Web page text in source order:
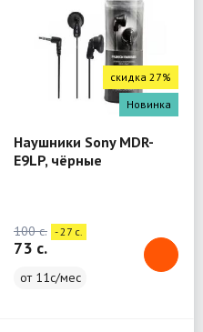
скидка 27%
Новинка
Наушники Sony MDR-
E9LP, чёрные
100 c. - 27 c.
73 c.
от 11с/мес